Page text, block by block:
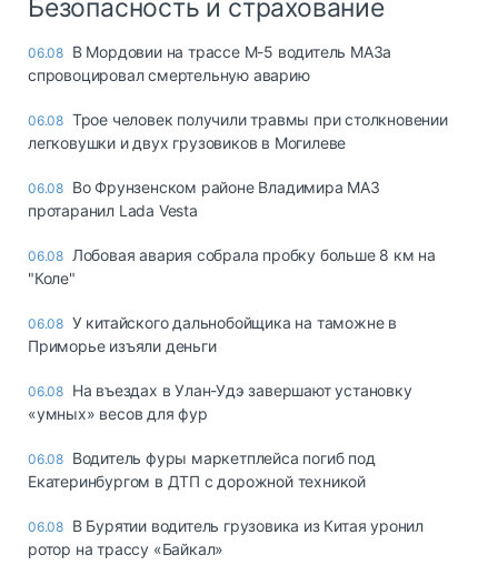
Безопасность и страхование
06.08 В Мордовии на трассе М-5 водитель МАЗа
спровоцировал смертельную аварию
06.08 Трое человек получили травмы при столкновении
легковушки и двух грузовиков в Могилеве
06.08 Во Фрунзенском районе Владимира МАЗ
протаранил Lada Vesta
06.08 Лобовая авария собрала пробку больше 8 км на
"Коле"
06.08 У китайского дальнобойщика на таможне в
Приморье изъяли деньги
06.08 Ha въeздax в Улaн-Удэ зaвepшaют ycтaнoвкy
«yмныx» вecoв для фyp
06.08 Водитель фуры маркетплейса погиб под
Екатеринбургом в ДТП с дорожной техникой
06.08 В Бурятии водитель грузовика из Китая уронил
ротор на трассу «Байкал»